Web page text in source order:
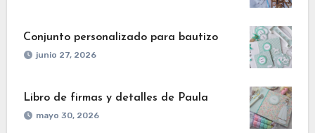
Conjunto personalizado para bautizo
junio 27, 2026
Libro de firmas y detalles de Paula
mayo 30, 2026